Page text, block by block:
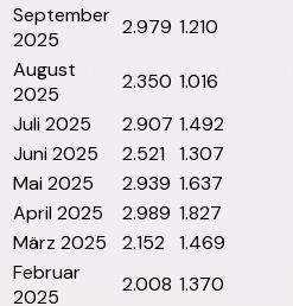
September
2025
2.979 1.210
August
2025
2.350 1.016
Juli 2025
2.907 1.492
Juni 2025
2.521 1.307
Mai 2025
2.939 1.637
April 2025
2.989 1.827
März 2025
2.152 1.469
Februar
2025
2.008 1.370